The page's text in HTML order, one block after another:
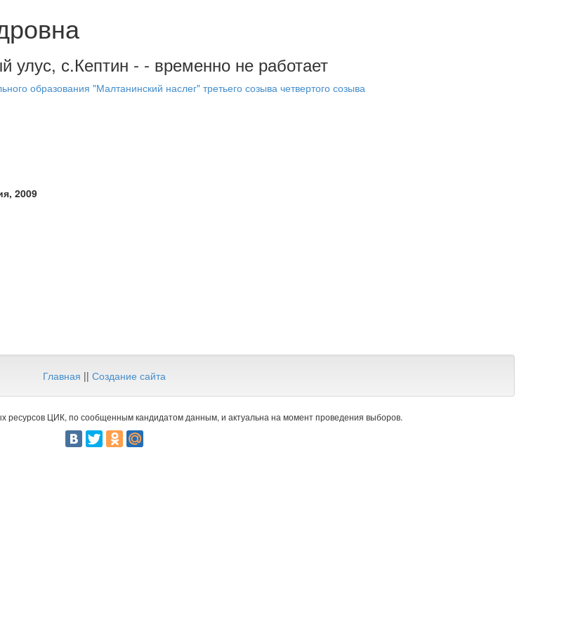
улус, с.Кептин - - временно не работает
образования "Малтанинский наслег" третьего созыва четвертого созыва
2009
Главная || Создание сайта
ЦИК, по сообщенным кандидатом данным, и актуальна на момент проведения выборов.